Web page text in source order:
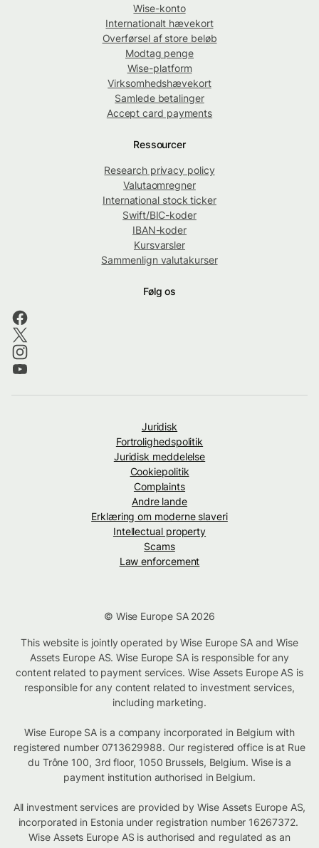
Wise-konto
Internationalt hævekort
Overførsel af store beløb
Modtag penge
Wise-platform
Virksomhedshævekort
Samlede betalinger
Accept card payments
Ressourcer
Research privacy policy
Valutaomregner
International stock ticker
Swift/BIC-koder
IBAN-koder
Kursvarsler
Sammenlign valutakurser
Følg os
Juridisk
Fortrolighedspolitik
Juridisk meddelelse
Cookiepolitik
Complaints
Andre lande
Erklæring om moderne slaveri
Intellectual property
Scams
Law enforcement
© Wise Europe SA 2026
This website is jointly operated by Wise Europe SA and Wise
Assets Europe AS. Wise Europe SA is responsible for any
content related to payment services. Wise Assets Europe AS is
responsible for any content related to investment services,
including marketing.
Wise Europe SA is a company incorporated in Belgium with
registered number 0713629988. Our registered office is at Rue
du Trône 100, 3rd floor, 1050 Brussels, Belgium. Wise is a
payment institution authorised in Belgium.
All investment services are provided by Wise Assets Europe AS,
incorporated in Estonia under registration number 16267372.
Wise Assets Europe AS is authorised and regulated as an